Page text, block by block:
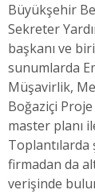
Büyükşehir
Sekreter
başkanı ve
sunumlarda
Müşavirlik,
Boğaziçi
master planı
Toplantılarda
firmadan da
verişinde